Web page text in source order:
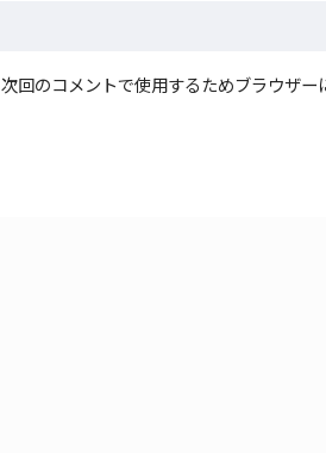
次回のコメントで使用するためブラウザー